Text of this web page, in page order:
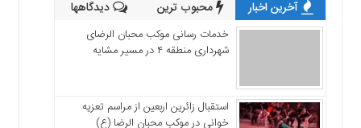
آخرین اخبار محبوب ترین دیدگاهها
خدمات رسانی موکب محبان الرضای
شهرداری منطقه ۴ در مسیر مشایه
استقبال زائرین اربعین از مراسم تعزیه
خوانی در موکب محبان الرضا (ع)